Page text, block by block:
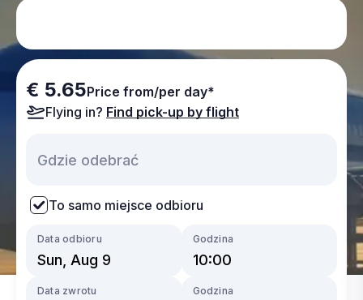
€ 5.65Price from/per day*
Flying in? Find pick-up by flight
To samo miejsce odbioru
Data odbioru Godzina
Data zwrotu Godzina